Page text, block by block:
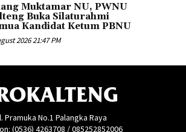
Muktamar NU, PWNU
Buka Silaturahmi
Kandidat Ketum PBNU
2026 21:47 PM
Pramuka No.1 Palangka Raya
(0536) 4263708 / 085252852006